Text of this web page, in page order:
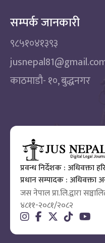
सम्पर्क जानकारी
९८५१०४१३९३
काठमाडाै‌- १०, बुद्धनगर
प्रवन्ध निर्देशक : अधिवक्ता
प्रधान सम्पादक : अधिवक्ता
जस नेपाल प्रा.लि.द्वारा
४८११-२०८१/२०८२